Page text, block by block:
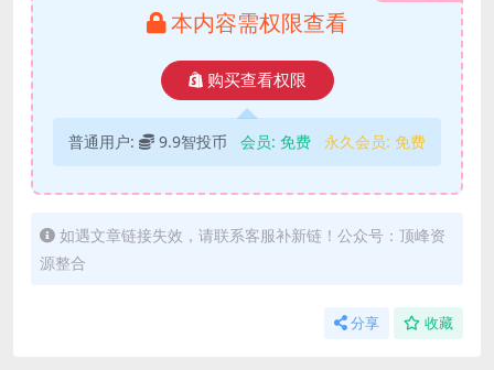
本内容需权限查看
购买查看权限
普通用户: 9.9智投币 会员: 免费 永久会员: 免费
如遇文章链接失效，请联系客服补新链！公众号：顶峰资
源整合
分享 收藏